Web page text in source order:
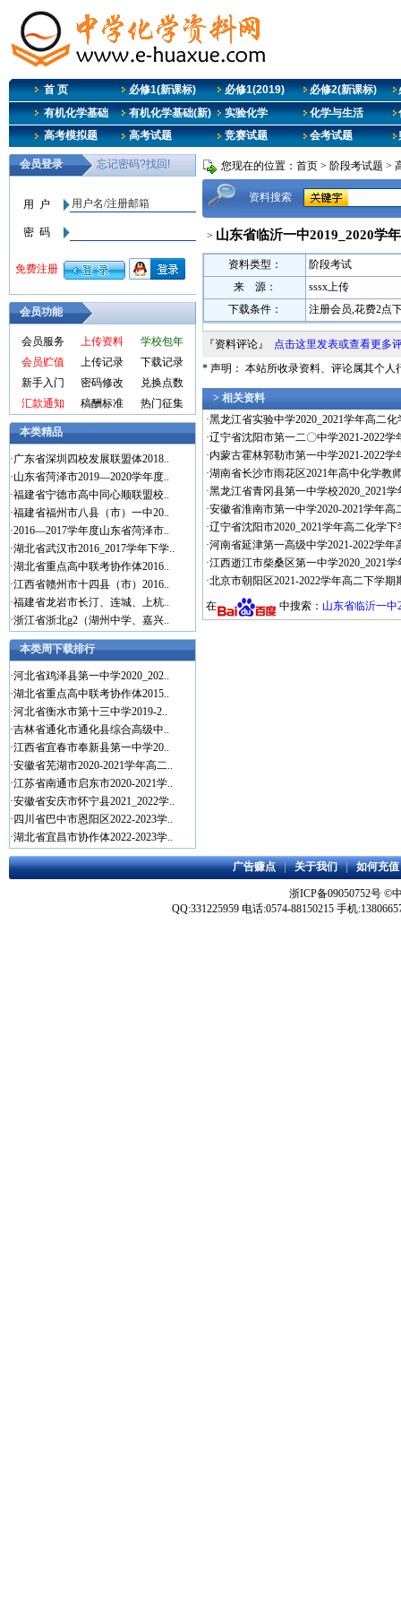
首 页 必修1(新课标) 必修1(2019) 必修2(新课标)
有机化学基础
有机化学基础(新) 实验化学 化学与生活
高考模拟题
高考试题 竞赛试题 会考试题
会员功能
会员服务 上传资料
学校包年
会员贮值
上传记录
下载记录
新手入门
密码修改
兑换点数
汇款通知
稿酬标准 热门征集
本类精品
·广东省深圳四校发展联盟体2018..
·山东省菏泽市2019—2020学年度..
·福建省宁德市高中同心顺联盟校..
·福建省福州市八县（市）一中20..
·2016—2017学年度山东省菏泽市..
·湖北省武汉市2016_2017学年下学..
·湖北省重点高中联考协作体2016..
·江西省赣州市十四县（市）2016..
·福建省龙岩市长汀、连城、上杭..
·浙江省浙北g2（湖州中学、嘉兴..
本类周下载排行
·河北省鸡泽县第一中学2020_202..
·湖北省重点高中联考协作体2015..
·河北省衡水市第十三中学2019-2..
·吉林省通化市通化县综合高级中..
·江西省宜春市奉新县第一中学20..
·安徽省芜湖市2020-2021学年高二..
·江苏省南通市启东市2020-2021学..
·安徽省安庆市怀宁县2021_2022学..
· 四川省巴中市恩阳区2022-2023学..
·湖北省宜昌市协作体2022-2023学..
您现在的位置： 首页 > 阶段考试题 >
资料搜索
> 山东省临沂一中2019_2020学
资料类型：
阶段考试
来 源：
sssx上传
下载条件：
注册会员,花费2点
『资料评论』 点击这里发表或查看更多
* 声明： 本站所收录资料、评论属其个人
> 相关资料
·黑龙江省实验中学2020_2021学年高二
·辽宁省沈阳市第一二〇中学2021-2022
·内蒙古霍林郭勒市第一中学2021-2022
·湖南省长沙市雨花区2021年高中化学教
·黑龙江省青冈县第一中学校2020_2021
·安徽省淮南市第一中学2020-2021学年
·辽宁省沈阳市2020_2021学年高二化学
·河南省延津第一高级中学2021-2022学
·江西逝江市柴桑区第一中学2020_2021
·北京市朝阳区2021-2022学年高二下学
在
中搜索： 山东省临沂一中
广告赚点|关于我们|如何充值
浙ICP备09050752号 ©
QQ:331225959 电话:0574-88150215 手机